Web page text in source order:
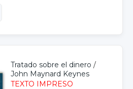
Tratado sobre el dinero /
John Maynard Keynes
TEXTO IMPRESO